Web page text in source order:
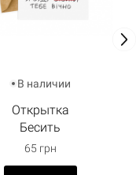
В наличии
Открытка
Бесить
65 грн